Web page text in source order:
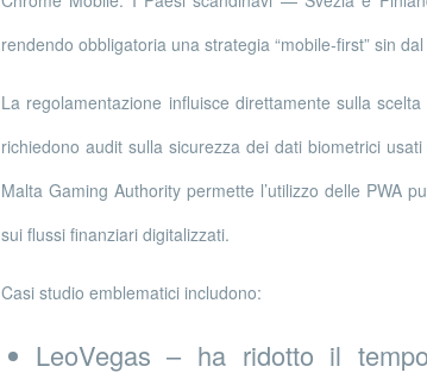
rendendo obbligatoria una strategia “mobile‑first” sin
La regolamentazione influisce direttamente sulla
richiedono audit sulla sicurezza dei dati biometrici
Malta Gaming Authority permette l’utilizzo delle PWA
sui flussi finanziari digitalizzati.
Casi studio emblematici includono:
LeoVegas – ha ridotto il